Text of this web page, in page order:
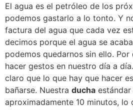
El agua es el petróleo de los
podemos gastarlo a lo tonto. Y
factura del agua que cada vez
decimos porque el agua se
podemos quedarnos sin ello. Por
hacer gestos en nuestro día a
claro que lo que hay que hacer
bañarse. Nuestra ducha estándar
aproximadamente 10 minutos, lo